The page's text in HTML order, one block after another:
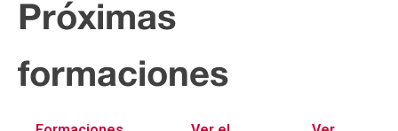
Próximas
formaciones